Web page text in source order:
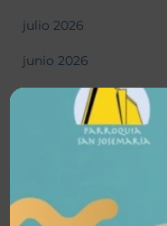
julio 2026
junio 2026
mayo 2026
abril 2026
febrero 2026